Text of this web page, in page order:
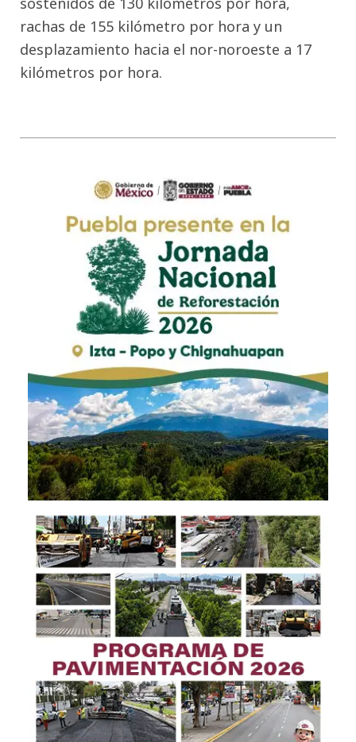
rachas de 155 kilómetro por hora y un
desplazamiento hacia el nor-noroeste a 17
kilómetros por hora.